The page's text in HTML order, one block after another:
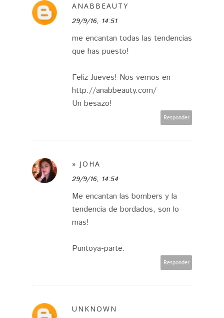
ANABBEAUTY
29/9/16, 14:51
me encantan todas las tendencias
que has puesto!
Feliz Jueves! Nos vemos en
http://anabbeauty.com/
Un besazo!
Responder
» JOHA
29/9/16, 14:54
Me encantan las bombers y la
tendencia de bordados, son lo
mas!
Puntoya-parte.
Responder
UNKNOWN